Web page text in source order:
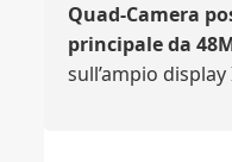
Quad-Camera
principale da
sull’ampio